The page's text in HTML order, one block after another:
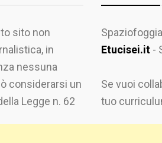
sito non
in
nessuna
considerarsi un
Legge n. 62
Etucisei.it -
Se vuoi
tuo